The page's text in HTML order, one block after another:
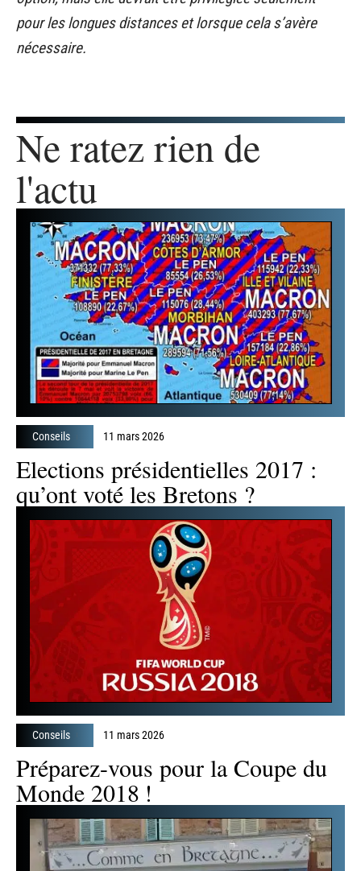
pour les longues distances et lorsque cela s’avère
nécessaire.
Ne ratez rien de
l'actu
Conseils 11 mars 2026
Elections présidentielles 2017 :
qu’ont voté les Bretons ?
Conseils 11 mars 2026
Préparez-vous pour la Coupe du
Monde 2018 !